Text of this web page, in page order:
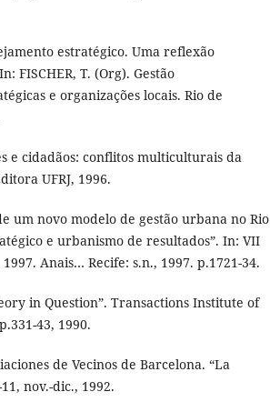
estratégico. Uma reflexão
FISCHER, T. (Org). Gestão
e organizações locais. Rio de
e cidadãos: conflitos multiculturais da
UFRJ, 1996.
um novo modelo de gestão urbana no Rio
e urbanismo de resultados”. In: VII
Anais… Recife: s.n., 1997. p.1721-34.
in Question”. Transactions Institute of
43, 1990.
de Vecinos de Barcelona. “La
nov.-dic., 1992.